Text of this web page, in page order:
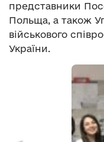
представники
Польща, а також
військового
України.